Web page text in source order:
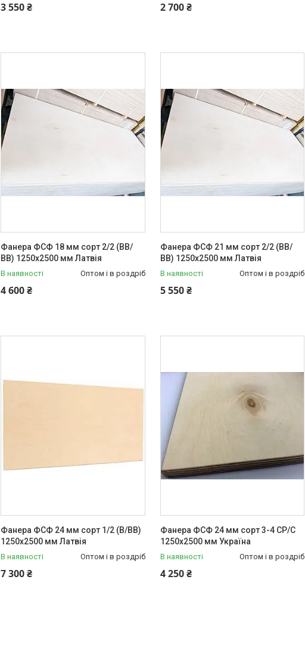
3 550 ₴ 2 700 ₴
Фанера ФСФ 18 мм сорт 2/2 (ВВ/
ВВ) 1250х2500 мм Латвія
В наявності Оптом і в роздріб
4 600 ₴
Фанера ФСФ 21 мм сорт 2/2 (ВВ/
ВВ) 1250х2500 мм Латвія
В наявності Оптом і в роздріб
5 550 ₴
Фанера ФСФ 24 мм сорт 1/2 (B/BB)
1250х2500 мм Латвія
В наявності Оптом і в роздріб
7 300 ₴
Фанера ФСФ 24 мм сорт 3-4 СР/С
1250х2500 мм Україна
В наявності Оптом і в роздріб
4 250 ₴